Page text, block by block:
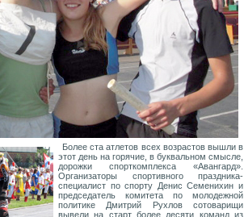
Более ста атлетов всех возрастов вышли в
этот день на горячие, в буквальном смысле,
дорожки спорткомплекса «Авангард».
Организаторы спортивного праздника-
специалист по спорту Денис Семенихин и
председатель комитета по молодежной
политике Дмитрий Рухлов сотоварищи
вывели на старт более десяти команд из